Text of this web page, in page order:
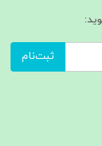
ثبت‌نام